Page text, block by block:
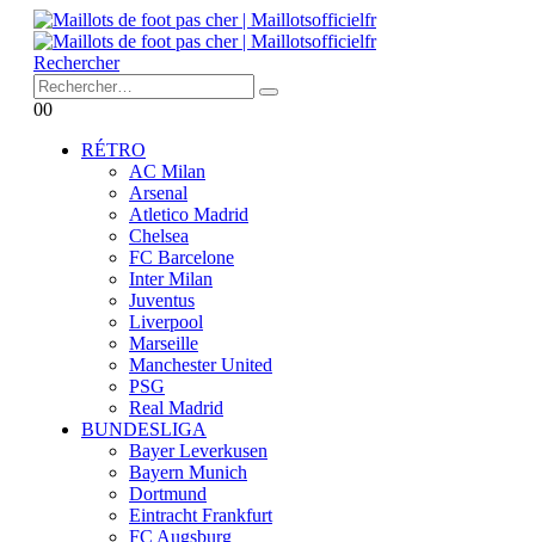
Rechercher
00
RÉTRO
AC Milan
Arsenal
Atletico Madrid
Chelsea
FC Barcelone
Inter Milan
Juventus
Liverpool
Marseille
Manchester United
PSG
Real Madrid
BUNDESLIGA
Bayer Leverkusen
Bayern Munich
Dortmund
Eintracht Frankfurt
FC Augsburg